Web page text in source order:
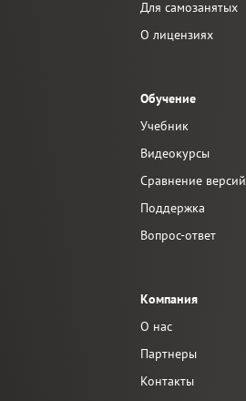
Для самозанятых
О лицензиях
Обучение
Учебник
Видеокурсы
Сравнение версий
Поддержка
Вопрос-ответ
Компания
О нас
Партнеры
Контакты